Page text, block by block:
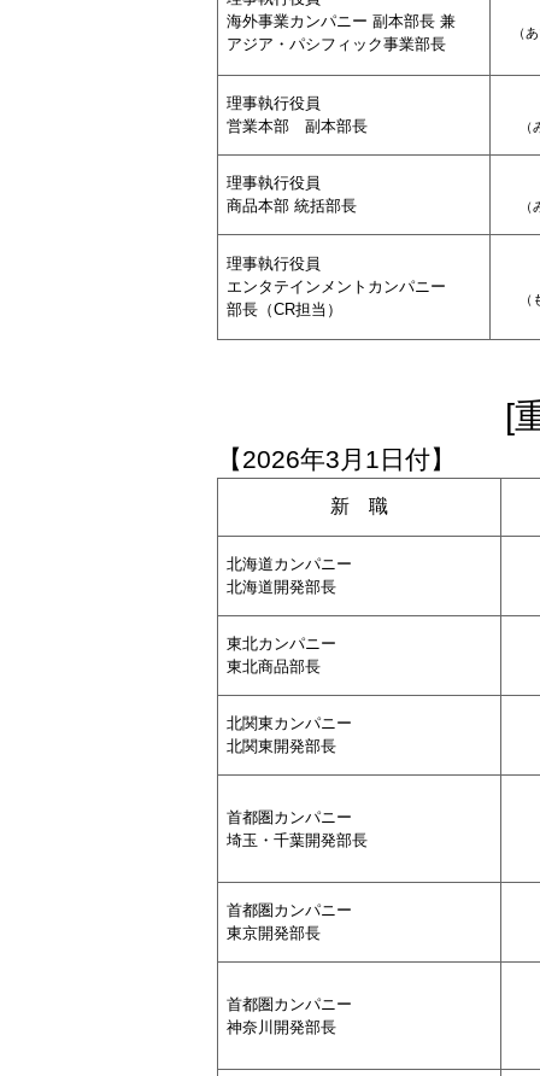
海外事業カンパニー 副本部長 兼
アジア・パシフィック事業部長
（
理事執行役員
営業本部 副本部長
（
理事執行役員
商品本部 統括部長
（
理事執行役員
エンタテインメントカンパニー
部長（CR担当）
（
[
【2026年3月1日付】
新 職
北海道カンパニー
北海道開発部長
東北カンパニー
東北商品部長
北関東カンパニー
北関東開発部長
首都圏カンパニー
埼玉・千葉開発部長
首都圏カンパニー
東京開発部長
首都圏カンパニー
神奈川開発部長